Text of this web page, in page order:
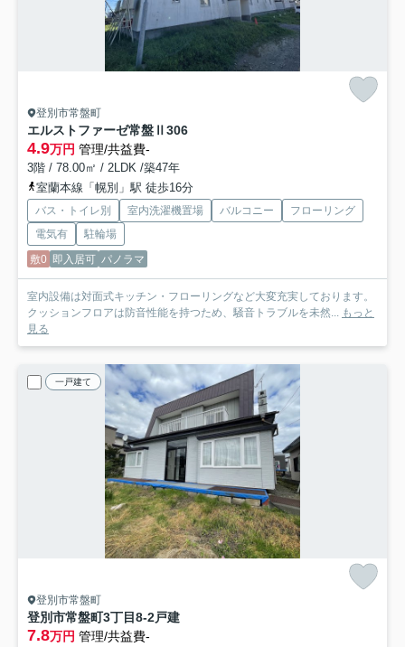
登別市常盤町
エルストファーゼ常盤Ⅱ 306
4.9万円 管理/共益費-
3階 / 78.00㎡ / 2LDK /築47年
室蘭本線「幌別」駅 徒歩16分
バス・トイレ別 室内洗濯機置場 バルコニー
フローリング
電気有
駐輪場
敷0 即入居可 パノラマ
室内設備は対面式キッチン・フローリングなど大変充実しております。
クッションフロアは防音性能を持つため、騒音トラブルを未然... もっと
見る
一戸建て
登別市常盤町
登別市常盤町3丁目8-2戸建
7.8万円 管理/共益費-